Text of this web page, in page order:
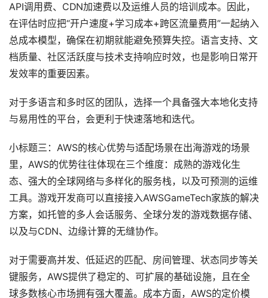
API调用费、CDN加速费以及运维人员的培训成本。因此，
在评估时应把“开户速度+学习成本+跨区流量费用”一起纳入
总成本模型，确保在初期就能避免预算失控。语言支持、文
档质量、社区活跃度与技术支持响应时效，也是影响日常开
发效率的重要因素。
对于多语言和多时区的团队，选择一个具备强大本地化支持
与易用性的平台，会更利于快速落地和迭代。
小标题三：AWS的核心优势与适配场景在出海游戏的场景
里，AWS的优势往往体现在三个维度：成熟的游戏化生
态、强大的全球网络与多样化的服务栈，以及可预测的运维
工具。游戏开发商可以直接接入AWSGameTech家族的解决
方案，如托管的多人会话服务、全球分发的游戏数据存储、
以及与CDN、边缘计算的无缝协作。
对于需要高并发、低延迟的匹配、房间管理、状态同步等关
键服务，AWS提供了稳定的、可扩展的基础设施，且在全
球多数核心市场拥有强大覆盖。成本方面，AWS的定价模